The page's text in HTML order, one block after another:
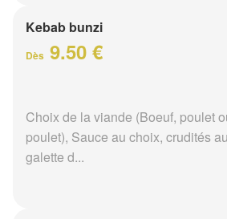
Kebab bunzi
Dès 9.50 €
Choix de la viande (Boeuf, poulet
poulet), Sauce au choix, crudités
galette d...